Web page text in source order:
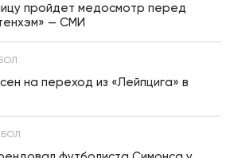
пройдет медосмотр перед
— СМИ
на переход из «Лейпцига» в